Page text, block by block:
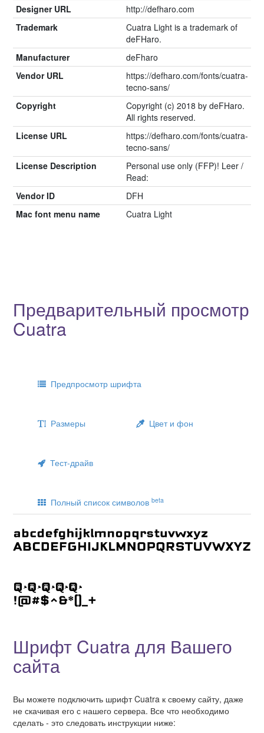
Designer URL
http://defharo.com
Trademark
Cuatra Light is a trademark of
deFHaro.
Manufacturer
deFharo
Vendor URL
https://defharo.com/fonts/cuatra-
tecno-sans/
Copyright
Copyright (c) 2018 by deFHaro.
All rights reserved.
License URL
https://defharo.com/fonts/cuatra-
tecno-sans/
License Description
Personal use only (FFP)! Leer /
Read:
Vendor ID
DFH
Mac font menu name
Cuatra Light
Предварительный просмотр
Cuatra
Предпросмотр шрифта
Размеры Цвет и фон
Тест-драйв
Полный список символов beta
Шрифт Cuatra для Вашего
сайта
Вы можете подключить шрифт Cuatra к своему сайту, даже
не скачивая его с нашего сервера. Все что необходимо
сделать - это следовать инструкции ниже: